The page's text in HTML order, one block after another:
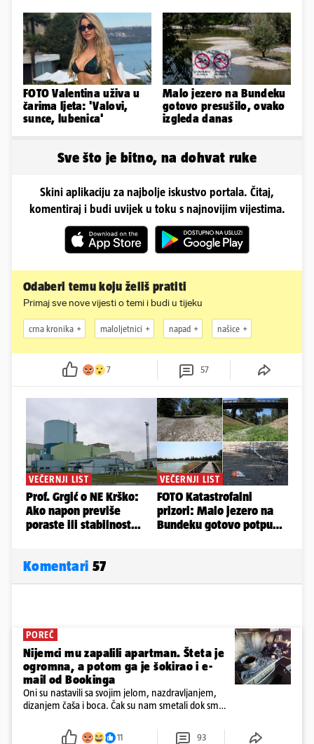
incident
FOTO Valentina uživa u
čarima ljeta: 'Valovi,
sunce, lubenica'
Malo jezero na Bundeku
gotovo presušilo, ovako
izgleda danas
Sve što je bitno, na dohvat ruke
Skini aplikaciju za najbolje iskustvo portala. Čitaj,
komentiraj i budi uvijek u toku s najnovijim vijestima.
Odaberi temu koju želiš pratiti
Primaj sve nove vijesti o temi i budi u tijeku
crna kronika maloljetnici napad našice
7 57
Komentari 57
POREČ
Nijemci mu zapalili apartman. Šteta je
ogromna, a potom ga je šokirao i e-
mail od Bookinga
Oni su nastavili sa svojim jelom, nazdravljanjem,
dizanjem čaša i boca. Čak su nam smetali dok smo
požar, rekao je vlasnik
11 93